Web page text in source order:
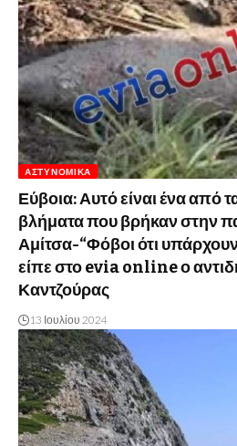
ΑΣΤΥΝΟΜΙΚΆ
Εύβοια: Αυτό είναι ένα από
βλήματα που βρήκαν στην
Αμίτσα-“Φόβοι ότι
είπε στο evia online ο
Καντζούρας
13 Ιουλίου 2024